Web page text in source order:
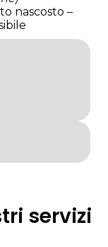
nascosto –
servizi